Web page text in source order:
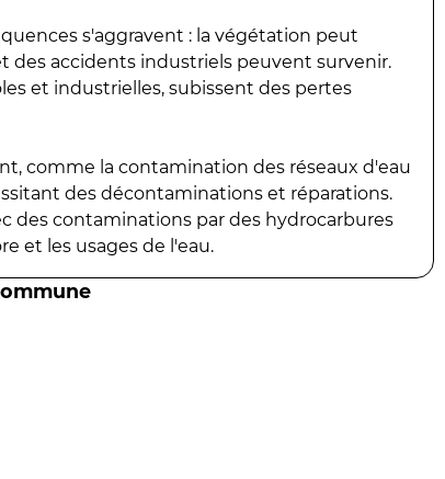
s'aggravent : la végétation peut
des accidents industriels peuvent survenir.
et industrielles, subissent des pertes
comme la contamination des réseaux d'eau
des décontaminations et réparations.
des contaminations par des hydrocarbures
et les usages de l'eau.